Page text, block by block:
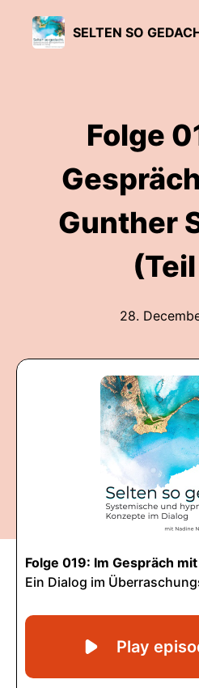
Folge
Gunther
28.